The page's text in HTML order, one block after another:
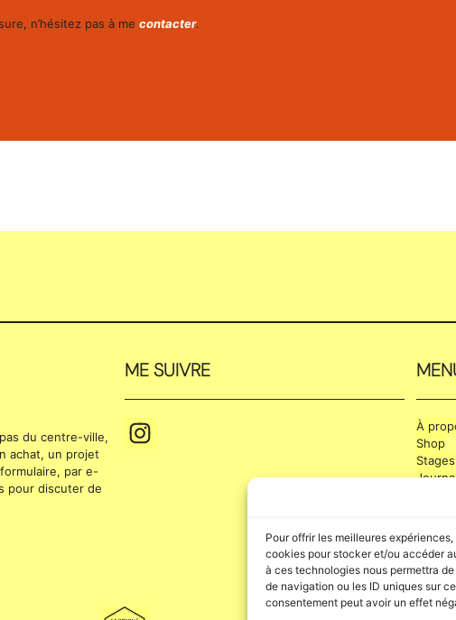
Pour offrir les meilleures
cookies pour stocker et/ou accéder
à ces technologies nous permettra
de navigation ou les ID uniques sur
consentement peut avoir un effet
n’hésitez pas à mecontacter.
du centre-ville,
achat, un projet
par e-
pour discuter de
ME SUIVRE
À
Shop
Stages